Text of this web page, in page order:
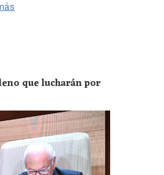
que lucharán por